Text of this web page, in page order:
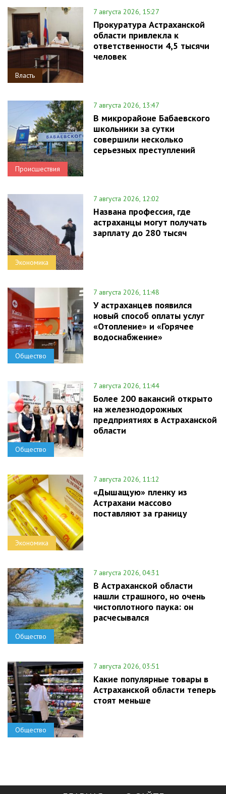
Власть
7 августа 2026, 15:27
Прокуратура Астраханской
области привлекла к
ответственности 4,5 тысячи
человек
Происшествия
7 августа 2026, 13:47
В микрорайоне Бабаевского
школьники за сутки
совершили несколько
серьезных преступлений
Экономика
7 августа 2026, 12:02
Названа профессия, где
астраханцы могут получать
зарплату до 280 тысяч
Общество
7 августа 2026, 11:48
У астраханцев появился
новый способ оплаты услуг
«Отопление» и «Горячее
водоснабжение»
Общество
7 августа 2026, 11:44
Более 200 вакансий открыто
на железнодорожных
предприятиях в Астраханской
области
Экономика
7 августа 2026, 11:12
«Дышащую» пленку из
Астрахани массово
поставляют за границу
Общество
7 августа 2026, 04:31
В Астраханской области
нашли страшного, но очень
чистоплотного паука: он
расчесывался
Общество
7 августа 2026, 03:51
Какие популярные товары в
Астраханской области теперь
стоят меньше